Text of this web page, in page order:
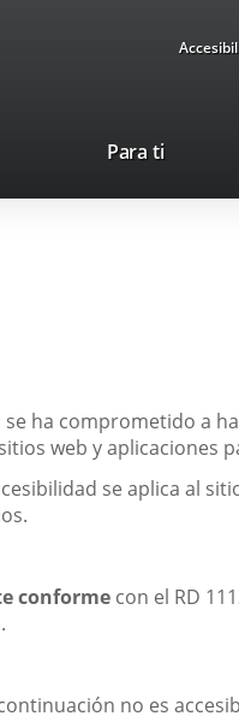
Para ti
ha comprometido a
web y aplicaciones
se aplica al
conforme con el RD
no es